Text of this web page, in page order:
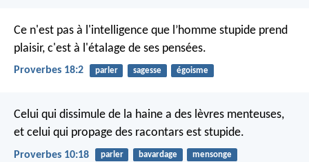
Ce n'est pas à l'intelligence que l’homme stupide prend
plaisir, c'est à l'étalage de ses pensées.
Proverbes 18:2 parler sagesse égoisme
Celui qui dissimule de la haine a des lèvres menteuses,
et celui qui propage des racontars est stupide.
Proverbes 10:18 parler bavardage mensonge